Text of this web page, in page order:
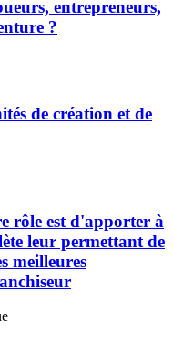
entrepreneurs,
?
de création et de
rôle est d'apporter à
leur permettant de
meilleures